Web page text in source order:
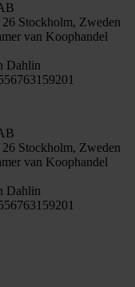
Stockholm, Zweden
van Koophandel
Dahlin
Stockholm, Zweden
van Koophandel
Dahlin